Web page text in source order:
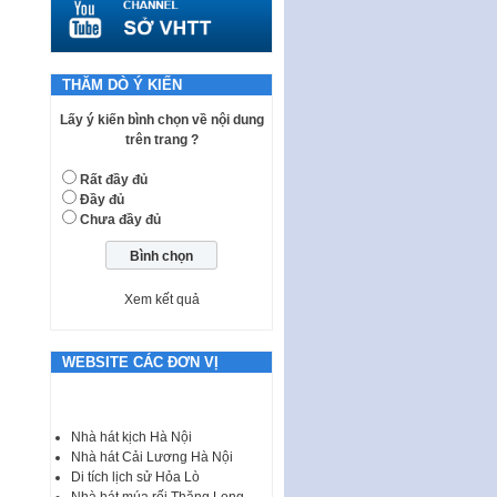
quy phạm pháp luật của HĐND
Thành phố triển khai thi…
Nghị quyết ban hành quy chế
tiếp công dân của Thường trực
HĐND, đại biểu HĐND thành…
Nghị quyết về một số chính sách
ưu đãi, hỗ trợ phát triển hạ tầng,
tổ chức…
Nghị quyết quy định một số nội
dung và định mức chi quản lý
hoạt động khoa…
một số hành vi vi phạm hành
Phê duyệt Chương trình phát
triển kinh tế số và xã hội số giai
I. CHỈ TIÊU VÀ VỊ TRÍ VIỆC LÀM
TUYỂN DỤNG LAO ĐỘNG HỢP
ĐỒNG Tổng số chỉ…
THĂM DÒ Ý KIẾN
Lấy ý kiến bình chọn về nội dung
trên trang ?
Rất đầy đủ
Đầy đủ
Chưa đầy đủ
Xem kết quả
WEBSITE CÁC ĐƠN VỊ
Nhà hát kịch Hà Nội
Nhà hát Cải Lương Hà Nội
Di tích lịch sử Hỏa Lò